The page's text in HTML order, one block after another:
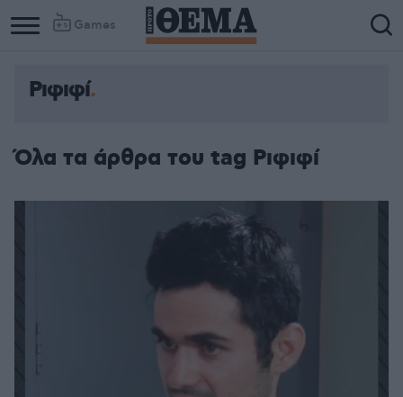
Games
Column
Ριφιφί
Όλα τα άρθρα του tag Ριφιφί